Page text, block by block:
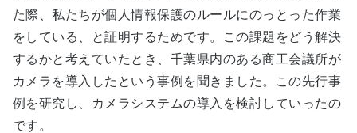
た際、私たちが個人情報保護のルールにのっとった作業
をしている、と証明するためです。この課題をどう解決
するかと考えていたとき、千葉県内のある商工会議所が
カメラを導入したという事例を聞きました。この先行事
例を研究し、カメラシステムの導入を検討していったの
です。